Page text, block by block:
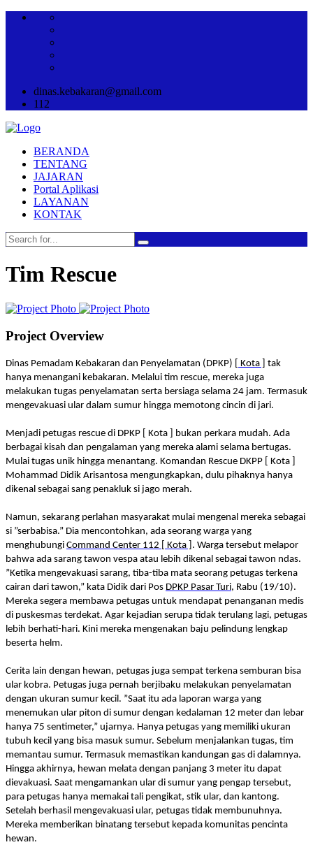
dinas.kebakaran@gmail.com
112
BERANDA
TENTANG
JAJARAN
Portal Aplikasi
LAYANAN
KONTAK
Tim Rescue
Project Overview
Dinas Pemadam Kebakaran dan Penyelamatan (DPKP) [ Kota ]
tak
hanya menangani kebakaran. Melalui tim rescue, mereka juga
melakukan tugas penyelamatan serta bersiaga selama 24 jam. Termasuk
mengevakuasi ular dalam sumur hingga memotong cincin di jari.
Menjadi petugas rescue di DPKP [ Kota ] bukan perkara mudah. Ada
berbagai kisah dan pengalaman yang mereka alami selama bertugas.
Mulai tugas unik hingga menantang. Komandan Rescue DKPP [ Kota ]
Mohammad Didik Arisantosa mengungkapkan, dulu pihaknya hanya
dikenal sebagai sang penakluk si jago merah.
Namun, sekarang perlahan masyarakat mulai mengenal mereka sebagai
si ”serbabisa.” Dia mencontohkan, ada seorang warga yang
menghubungi Command Center 112 [ Kota ] . Warga tersebut melapor
bahwa ada sarang tawon vespa atau lebih dikenal sebagai tawon ndas.
”Ketika mengevakuasi sarang, tiba-tiba mata seorang petugas terkena
cairan dari tawon,” kata Didik dari Pos DPKP Pasar Turi, Rabu (19/10).
Mereka segera membawa petugas untuk mendapat penanganan medis
di puskesmas terdekat. Agar kejadian serupa tidak terulang lagi, petugas
lebih berhati-hari. Kini mereka mengenakan baju pelindung lengkap
beserta helm.
Cerita lain dengan hewan, petugas juga sempat terkena semburan bisa
ular kobra. Petugas juga pernah berjibaku melakukan penyelamatan
dengan ukuran sumur kecil. ”Saat itu ada laporan warga yang
menemukan ular piton di sumur dengan kedalaman 12 meter dan lebar
hanya 75 sentimeter,” ujarnya. Hanya petugas yang memiliki ukuran
tubuh kecil yang bisa masuk sumur. Sebelum menjalankan tugas, tim
memantau sumur. Termasuk memastikan kandungan gas di dalamnya.
Hingga akhirnya, hewan melata dengan panjang 3 meter itu dapat
dievakuasi. Saat mengamankan ular di sumur yang pengap tersebut,
para petugas hanya memakai tali pengikat, stik ular, dan kantong.
Setelah berhasil mengevakuasi ular, petugas tidak membunuhnya.
Mereka memberikan binatang tersebut kepada komunitas pencinta
hewan.